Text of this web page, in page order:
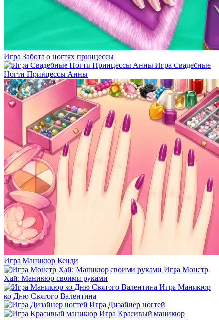
Игра Забота о ногтях принцессы
Игра Свадебные
Ногти Принцессы Анны
Игра Маникюр Кенди
Игра Монстр
Хай: Маникюр своими руками
Игра Маникюр
ко Дню Святого Валентина
Игра Дизайнер ногтей
Игра Красивый маникюр